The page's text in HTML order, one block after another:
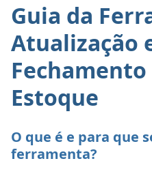
Guia da
Atualização
Fechamento
Estoque
O que é e para que
ferramenta?